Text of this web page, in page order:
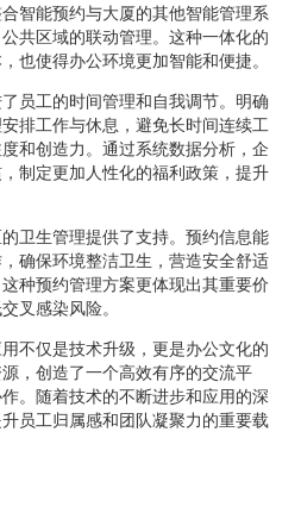
智能预约与大厦的其他智能管理系
共区域的联动管理。这种一体化的
也使得办公环境更加智能和便捷。
员工的时间管理和自我调节。明确
排工作与休息，避免长时间连续工
和创造力。通过系统数据分析，企
制定更加人性化的福利政策，提升
卫生管理提供了支持。预约信息能
确保环境整洁卫生，营造安全舒适
种预约管理方案更体现出其重要价
叉感染风险。
不仅是技术升级，更是办公文化的
，创造了一个高效有序的交流平
。随着技术的不断进步和应用的深
员工归属感和团队凝聚力的重要载